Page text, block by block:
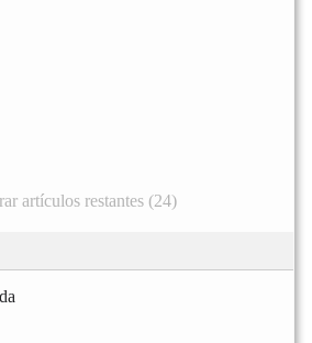
artículos restantes (24)